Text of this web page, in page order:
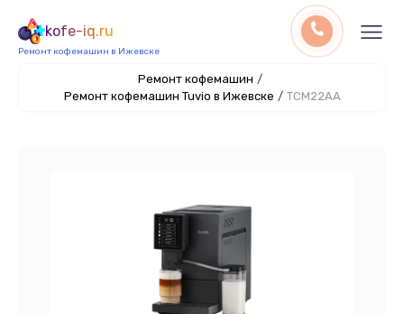
kofe-iq.ru
Ремонт кофемашин в Ижевске
Ремонт кофемашин /
Ремонт кофемашин Tuvio в Ижевске / TCM22AA